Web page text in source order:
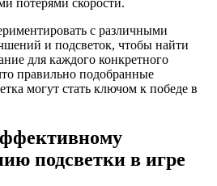
с различными
и подсветок, чтобы найти
для каждого конкретного
правильно подобранные
могут стать ключом к победе в
подсветки в игре